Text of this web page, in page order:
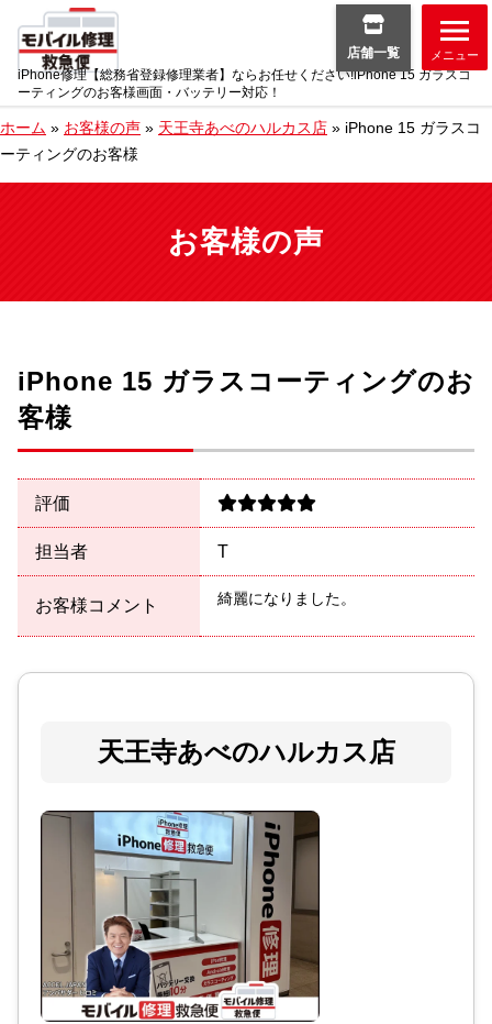
iPhone修理【総務省登録修理業者】ならお任せください!iPhone 15 ガラスコ
ーティングのお客様画面・バッテリー対応！
店舗一覧 メニュー
ホーム » お客様の声 » 天王寺あべのハルカス店 » iPhone 15 ガラスコ
ーティングのお客様
お客様の声
iPhone 15 ガラスコーティングのお
客様
評価
担当者 T
お客様コメント 綺麗になりました。
天王寺あべのハルカス店